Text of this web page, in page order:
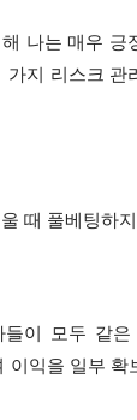
나는 매우 긍
지 리스크 관
때 풀베팅하지
들이 모두 같
이익을 일부 확